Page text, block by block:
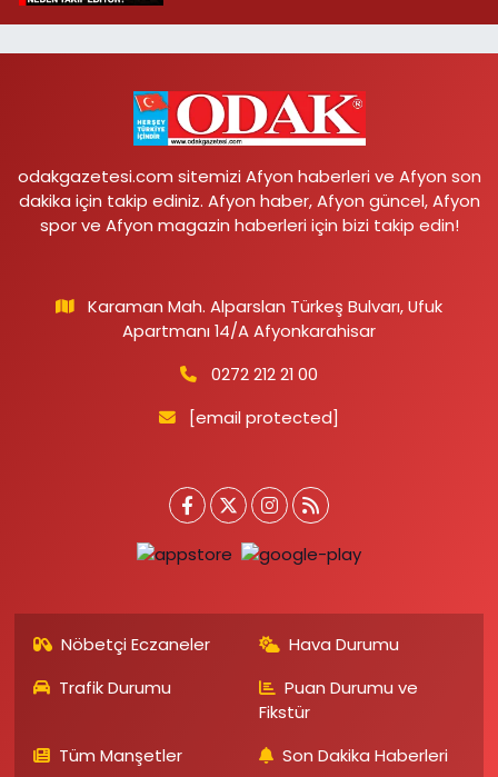
odakgazetesi.com sitemizi Afyon haberleri ve Afyon son
dakika için takip ediniz. Afyon haber, Afyon güncel, Afyon
spor ve Afyon magazin haberleri için bizi takip edin!
Karaman Mah. Alparslan Türkeş Bulvarı, Ufuk
Apartmanı 14/A Afyonkarahisar
0272 212 21 00
[email protected]
Nöbetçi Eczaneler
Hava Durumu
Trafik Durumu
Puan Durumu ve
Fikstür
Tüm Manşetler
Son Dakika Haberleri